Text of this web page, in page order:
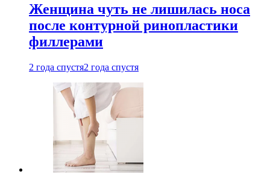
Женщина чуть не лишилась носа
после контурной ринопластики
филлерами
2 года спустя2 года спустя